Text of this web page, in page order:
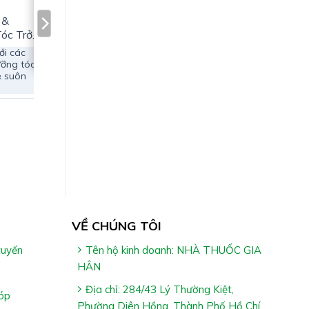
Trở
các
tóc
suôn
VỀ CHÚNG TÔI
Tên hộ kinh doanh: NHÀ THUỐC GIA
HÂN
Địa chỉ: 284/43 Lý Thường Kiệt,
Phường Diên Hồng, Thành Phố Hồ Chí